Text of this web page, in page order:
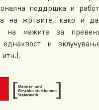
поддршка и
на жртвите, како и
мажите за
еднаквост и